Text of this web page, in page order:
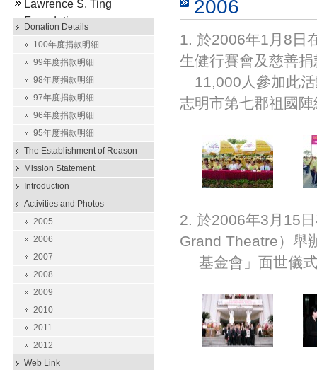
Lawrence S. Ting
Foundation
Donation Details
100年度捐款明細
99年度捐款明細
98年度捐款明細
97年度捐款明細
96年度捐款明細
95年度捐款明細
The Establishment of Reason
Mission Statement
Introduction
Activities and Photos
2005
2006
2007
2008
2009
2010
2011
2012
Web Link
2006
1. 於2006年1月8日
生健行賽會及慈善
11,000人參加此活
志明市第七郡祖國
2. 於2006年3月15
Grand Theatre）舉
基金會」面世儀式